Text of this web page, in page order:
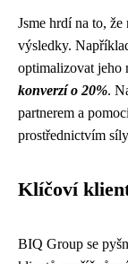
Jsme hrdí na to,
výsledky.
optimalizovat jeho
konverzí o 20%.
partnerem a
prostřednictvím
Klíčoví
BIQ Group se